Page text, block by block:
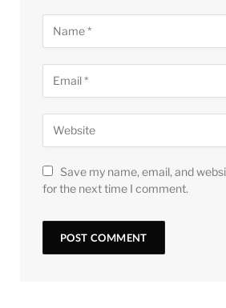
Save my name, email, and
for the next time I comment.